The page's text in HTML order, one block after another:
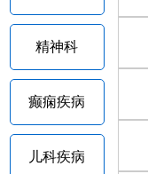
精神科
癫痫疾病
儿科疾病